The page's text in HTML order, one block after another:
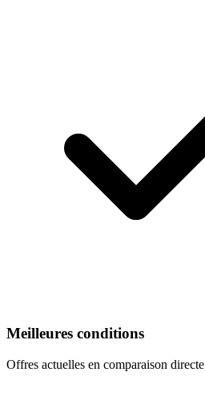
Meilleures conditions
Offres actuelles en comparaison directe